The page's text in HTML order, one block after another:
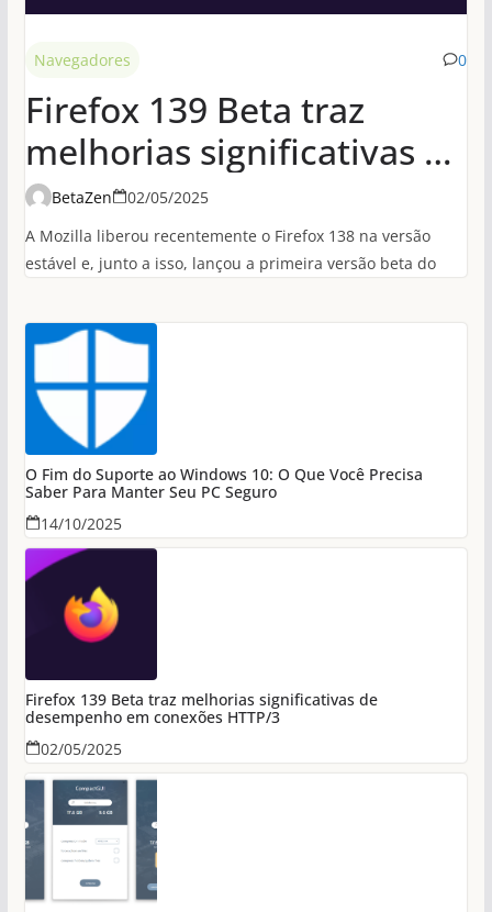
Navegadores 0
Firefox 139 Beta traz
melhorias significativas de
desempenho em
conexões HTTP/3
BetaZen
02/05/2025
A Mozilla liberou recentemente o Firefox 138 na versão
estável e, junto a isso, lançou a primeira versão beta do
O Fim do Suporte ao Windows 10: O Que Você Precisa
Saber Para Manter Seu PC Seguro
14/10/2025
Firefox 139 Beta traz melhorias significativas de
desempenho em conexões HTTP/3
02/05/2025